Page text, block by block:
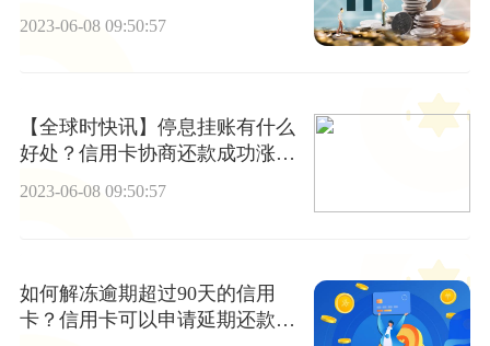
2023-06-08 09:50:57
【全球时快讯】停息挂账有什么
好处？信用卡协商还款成功涨息
怎么回事？
2023-06-08 09:50:57
如何解冻逾期超过90天的信用
卡？信用卡可以申请延期还款